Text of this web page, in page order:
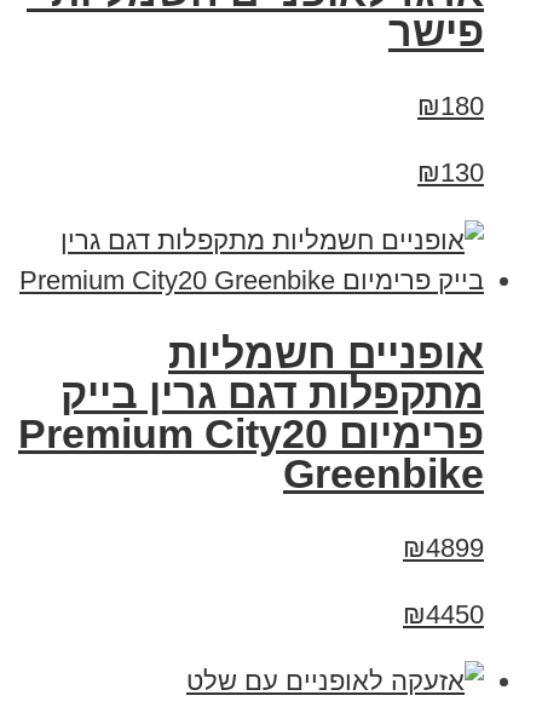
פישר
₪180
₪130
אופניים חשמליות
מתקפלות דגם גרין בייק
פרימיום Premium City20
Greenbike
₪4899
₪4450